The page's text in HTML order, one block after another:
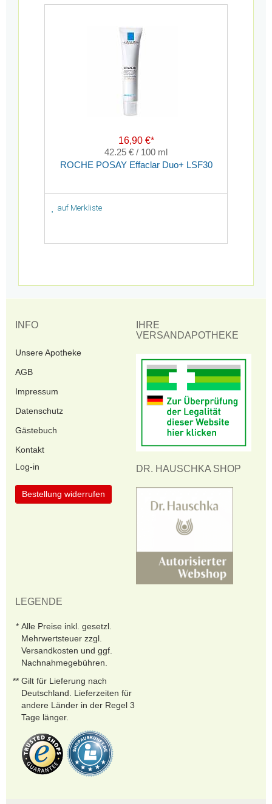
16,90 €*
42.25 € / 100 ml
ROCHE POSAY Effaclar Duo+ LSF30
auf Merkliste
INFO
Unsere Apotheke
AGB
Impressum
Datenschutz
Gästebuch
Kontakt
Log-in
Bestellung widerrufen
IHRE
VERSANDAPOTHEKE
DR. HAUSCHKA SHOP
LEGENDE
Alle Preise inkl. gesetzl.
Mehrwertsteuer zzgl.
Versandkosten und ggf.
Nachnahmegebühren.
Gilt für Lieferung nach
Deutschland. Lieferzeiten für
andere Länder in der Regel 3
Tage länger.